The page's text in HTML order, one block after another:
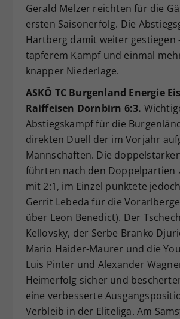
Gerald Melzer reichten für die
ersten Saisonerfolg. Die
Hartberg damit weiter gestiegen
tapferem Kampf und einmal
knapper Niederlage.
ASKÖ TC Burgenland Energie
Raiffeisen Dornbirn 6:3.
Abstiegskampf für die
direkten Duell der im Vorjahr
Mannschaften. Die
führten nach den Doppelpartien
mit 2:1, im Einzel punktete
Gerrit Lebeda für die
über Leon Benedict). Der
Kellovsky, der Serbe Branko
Mario Haider-Maurer und die
Luis Pinter und Alexander
Heimerfolg sicher und
eine verbesserte
Verbleib in der Eliteliga. Am